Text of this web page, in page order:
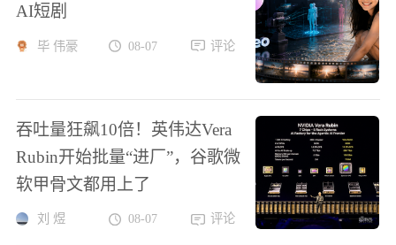
AI短剧
毕 伟豪 08-07 评论
吞吐量狂飙10倍！英伟达Vera
Rubin开始批量“进厂”，谷歌微
软甲骨文都用上了
刘 煜 08-07 评论